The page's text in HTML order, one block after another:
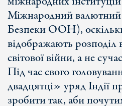
Міжнародний валютний
Безпеки ООН),
відображають розподіл
світової війни, а не
Під час свого
двадцятці» уряд Індії
зробити так, аби